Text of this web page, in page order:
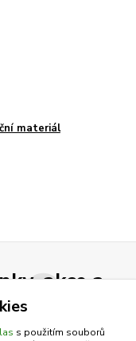
materiál
akce a
s použitím souborů